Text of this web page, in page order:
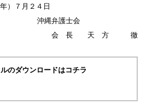
）７月２４日
沖縄弁護士会
会 長 天 方 徹
のダウンロードはコチラ